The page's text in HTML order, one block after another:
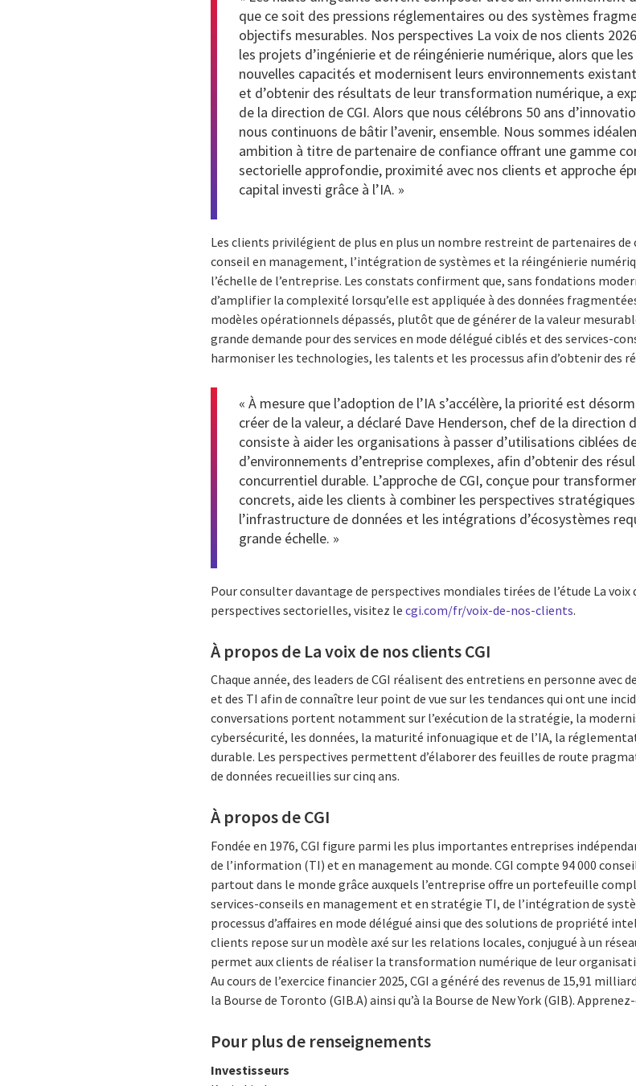
que ce soit des pressions réglementaires ou des systèmes
objectifs mesurables. Nos perspectives La voix de nos clients
les projets d’ingénierie et de réingénierie numérique, alors que
nouvelles capacités et modernisent leurs environnements
et d’obtenir des résultats de leur transformation numérique, a
de la direction de CGI. Alors que nous célébrons 50 ans
nous continuons de bâtir l’avenir, ensemble. Nous sommes
ambition à titre de partenaire de confiance offrant une gamme
sectorielle approfondie, proximité avec nos clients et approche
capital investi grâce à l’IA. »
Les clients privilégient de plus en plus un nombre restreint de partenaires de
conseil en management, l’intégration de systèmes et la réingénierie
l’échelle de l’entreprise. Les constats confirment que, sans fondations
d’amplifier la complexité lorsqu’elle est appliquée à des données
modèles opérationnels dépassés, plutôt que de générer de la valeur
grande demande pour des services en mode délégué ciblés et des services-
harmoniser les technologies, les talents et les processus afin d’obtenir des
« À mesure que l’adoption de l’IA s’accélère, la priorité est
créer de la valeur, a déclaré Dave Henderson, chef de la direction
consiste à aider les organisations à passer d’utilisations ciblées
d’environnements d’entreprise complexes, afin d’obtenir des
concurrentiel durable. L’approche de CGI, conçue pour
concrets, aide les clients à combiner les perspectives
l’infrastructure de données et les intégrations d’écosystèmes
grande échelle. »
Pour consulter davantage de perspectives mondiales tirées de l’étude La voix
perspectives sectorielles, visitez lecgi.com/fr/voix-de-nos-clients.
À propos de La voix de nos clients CGI
Chaque année, des leaders de CGI réalisent des entretiens en personne avec
et des TI afin de connaître leur point de vue sur les tendances qui ont une
conversations portent notamment sur l’exécution de la stratégie, la
cybersécurité, les données, la maturité infonuagique et de l’IA, la
durable. Les perspectives permettent d’élaborer des feuilles de route
de données recueillies sur cinq ans.
À propos de CGI
Fondée en 1976, CGI figure parmi les plus importantes entreprises
de l’information (TI) et en management au monde. CGI compte 94 000
partout dans le monde grâce auxquels l’entreprise offre un portefeuille
services-conseils en management et en stratégie TI, de l’intégration de
processus d’affaires en mode délégué ainsi que des solutions de propriété
clients repose sur un modèle axé sur les relations locales, conjugué à un
permet aux clients de réaliser la transformation numérique de leur
Au cours de l’exercice financier 2025, CGI a généré des revenus de 15,91
la Bourse de Toronto (GIB.A) ainsi qu’à la Bourse de New York (GIB).
Pour plus de renseignements
Investisseurs